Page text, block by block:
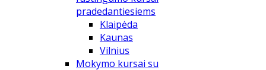
pradedantiesiems
Klaipėda
Kaunas
Vilnius
Mokymo kursai su